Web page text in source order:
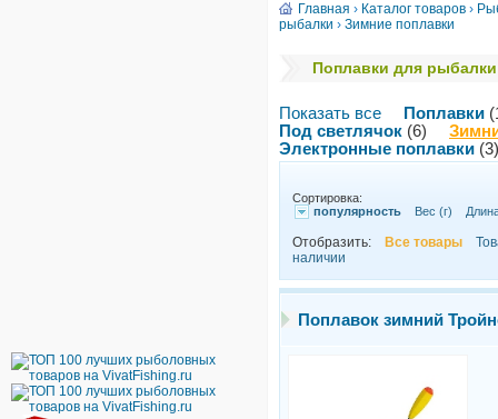
Главная › Каталог товаров ›
рыбалки › Зимние поплавки
Поплавки для рыбалки
Показать все Поплавки
Под светлячок (6)
Электронные поплавки (3)
Сортировка:
популярность
Вес (г)
Отобразить: Все товары
наличии
Поплавок зимний